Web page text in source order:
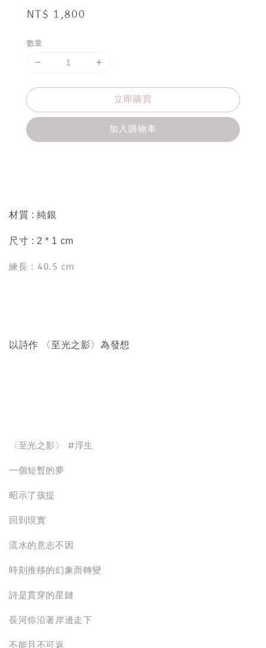
Regular
NT$ 1,800
數量
立即購買
加入購物車
材質 : 純銀
尺寸 : 2 * 1 cm
練長 : 40.5 cm
以詩作 〈至光之影〉為發想
〈至光之影〉 #浮生
一個短暫的夢
昭示了孩提
回到現實
流水的意志不因
時刻推移的幻象而轉變
詩是貫穿的星鏈
長河你沿著岸邊走下
不能且不可返